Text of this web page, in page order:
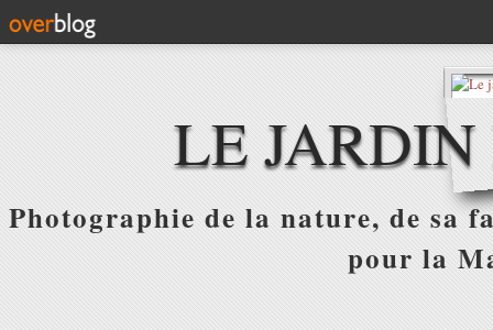
LE
Photographie de la nature, de sa
pour la